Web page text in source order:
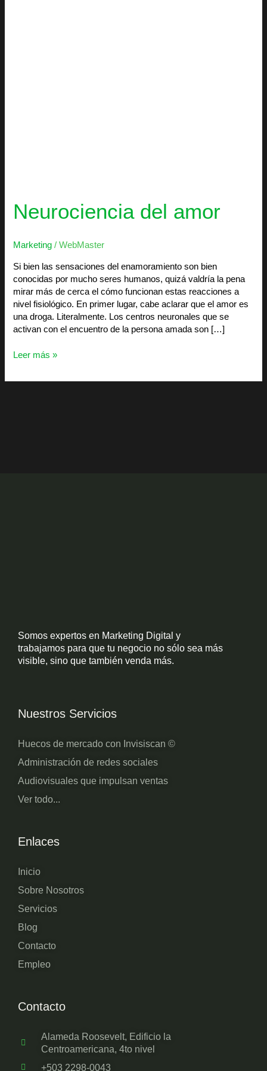
Neurociencia del amor
Marketing /WebMaster
Si bien las sensaciones del enamoramiento son bien
conocidas por mucho seres humanos, quizá valdría la pena
mirar más de cerca el cómo funcionan estas reacciones a
nivel fisiológico. En primer lugar, cabe aclarar que el amor es
una droga. Literalmente. Los centros neuronales que se
activan con el encuentro de la persona amada son […]
Leer más »
Contacto
Alameda Roosevelt, Edificio la
Centroamericana, 4to nivel
+503 2298-0043
Enlaces
Inicio
Sobre Nosotros
Servicios
Blog
Contacto
Empleo
Nuestros Servicios
Huecos de mercado con Invisiscan ©
Administración de redes sociales
Audiovisuales que impulsan ventas
Ver todo...
Somos expertos en Marketing Digital y
trabajamos para que tu negocio no sólo sea más
visible, sino que también venda más.